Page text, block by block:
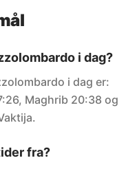
i dag?
i dag er:
Maghrib 20:38 og
fra?